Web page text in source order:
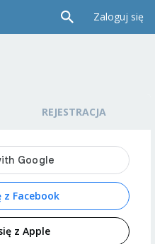
Zaloguj się
REJESTRACJA
z Facebook
z Apple